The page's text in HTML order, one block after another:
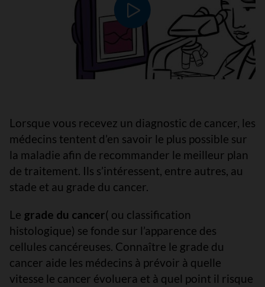
Lire le vidéo
Lorsque vous recevez un diagnostic de cancer, les
médecins tentent d’en savoir le plus possible sur
la maladie afin de recommander le meilleur plan
de traitement. Ils s’intéressent, entre autres, au
stade et au grade du cancer.
Le grade du cancer( ou classification
histologique) se fonde sur l’apparence des
cellules cancéreuses. Connaître le grade du
cancer aide les médecins à prévoir à quelle
vitesse le cancer évoluera et à quel point il risque